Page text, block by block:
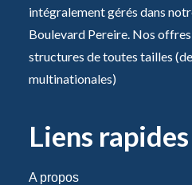
intégralement gérés dans
Boulevard Pereire. Nos
structures de toutes tailles
multinationales)
Liens rapides
A propos